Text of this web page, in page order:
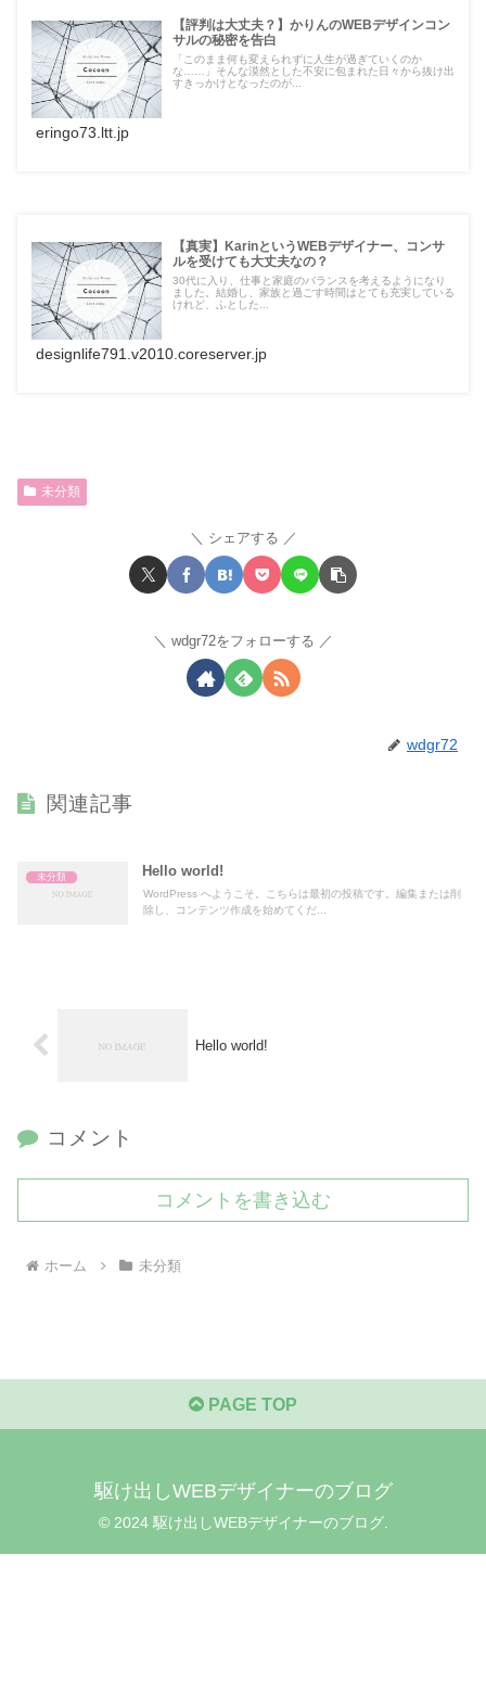
【評判は大丈夫？】かりんのWEBデザインコン
サルの秘密を告白
「このまま何も変えられずに人生が過ぎていくのか
な……」そんな漠然とした不安に包まれた日々から抜け出
すきっかけとなったのが...
eringo73.ltt.jp
【真実】KarinというWEBデザイナー、コンサ
ルを受けても大丈夫なの？
30代に入り、仕事と家庭のバランスを考えるようになり
ました。結婚し、家族と過ごす時間はとても充実している
けれど、ふとした...
designlife791.v2010.coreserver.jp
未分類
シェアする
wdgr72をフォローする
wdgr72
関連記事
未分類 Hello world!
WordPress へようこそ。こちらは最初の投稿です。編集または削
除し、コンテンツ作成を始めてくだ...
Hello world!
コメント
コメントを書き込む
ホーム 未分類
PAGE TOP
駆け出しWEBデザイナーのブログ
© 2024 駆け出しWEBデザイナーのブログ.